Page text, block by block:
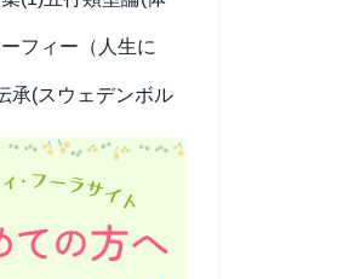
フィー（人生に
承(スウェデンボル